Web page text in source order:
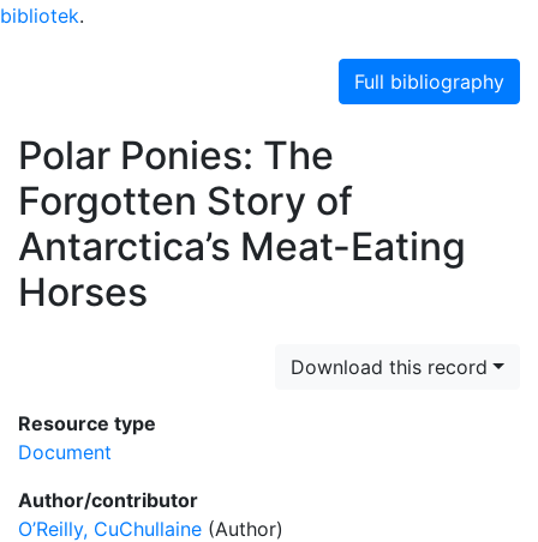
bibliotek.
Full bibliography
Polar Ponies: The
Forgotten Story of
Antarctica’s Meat-Eating
Horses
Download this record
Resource type
Document
Author/contributor
O’Reilly, CuChullaine (Author)